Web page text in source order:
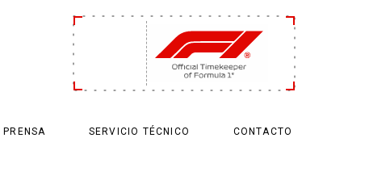
PRENSA SERVICIO TÉCNICO CONTACTO